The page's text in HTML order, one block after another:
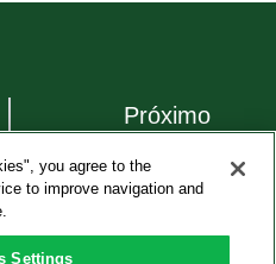
Próximo
you agree to the
to improve navigation and
Settings